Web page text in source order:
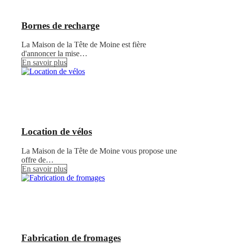
Bornes de recharge
La Maison de la Tête de Moine est fière
d'annoncer la mise…
En savoir plus
Location de vélos
La Maison de la Tête de Moine vous propose une
offre de…
En savoir plus
Fabrication de fromages